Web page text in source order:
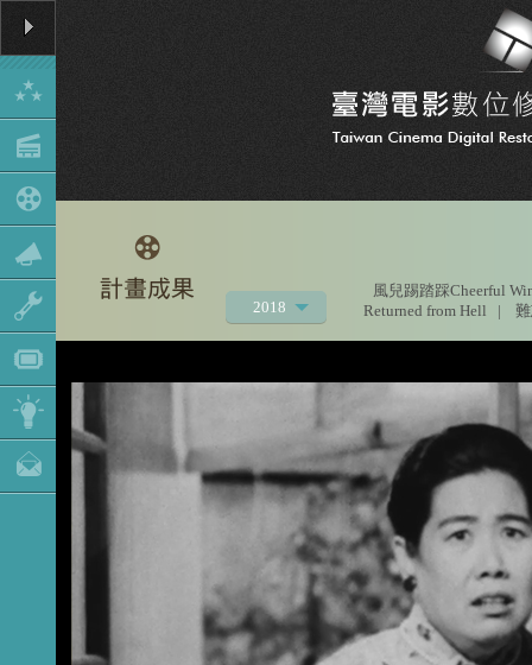
2018
2021
2020
2016
2014
2013
風兒踢踏踩Cheerful
Returned from Hell
|